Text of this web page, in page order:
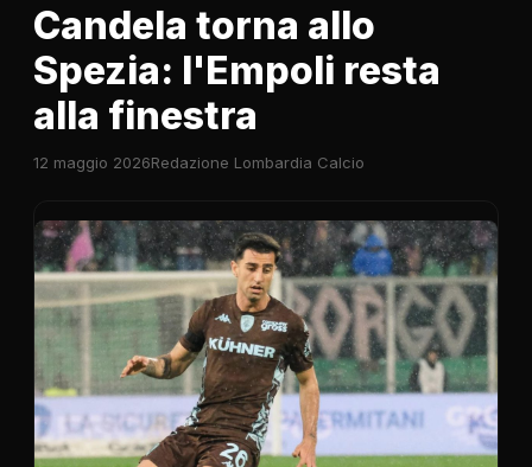
Candela torna allo
Spezia: l'Empoli resta
alla finestra
12 maggio 2026Redazione Lombardia Calcio